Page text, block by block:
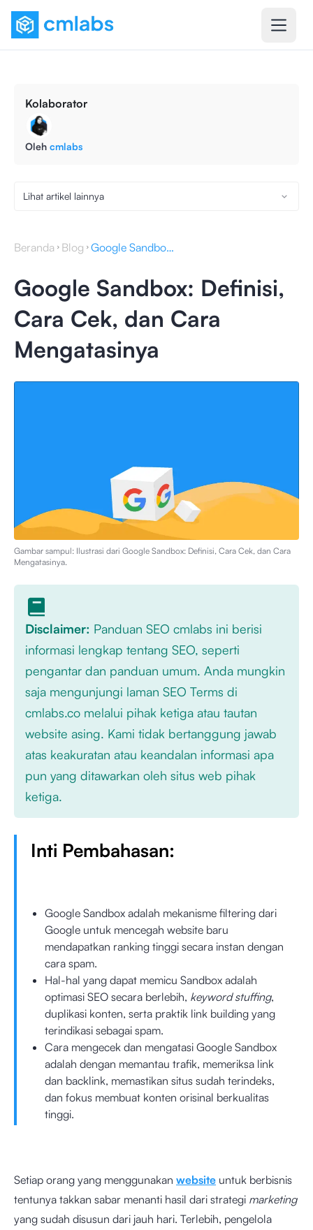
Kolaborator
Oleh cmlabs
Lihat artikel lainnya
Beranda Blog Google Sandbox: Definisi, Cara Cek, dan Cara Mengatasinya
Google Sandbox: Definisi,
Cara Cek, dan Cara
Mengatasinya
Gambar sampul: Ilustrasi dari Google Sandbox: Definisi, Cara Cek, dan Cara
Mengatasinya.
Disclaimer: Panduan SEO cmlabs ini berisi
informasi lengkap tentang SEO, seperti
pengantar dan panduan umum. Anda mungkin
saja mengunjungi laman SEO Terms di
cmlabs.co melalui pihak ketiga atau tautan
website asing. Kami tidak bertanggung jawab
atas keakuratan atau keandalan informasi apa
pun yang ditawarkan oleh situs web pihak
ketiga.
Inti Pembahasan:
Google Sandbox adalah mekanisme filtering dari
Google untuk mencegah website baru
mendapatkan ranking tinggi secara instan dengan
cara spam.
Hal-hal yang dapat memicu Sandbox adalah
optimasi SEO secara berlebih, keyword stuffing,
duplikasi konten, serta praktik link building yang
terindikasi sebagai spam.
Cara mengecek dan mengatasi Google Sandbox
adalah dengan memantau trafik, memeriksa link
dan backlink, memastikan situs sudah terindeks,
dan fokus membuat konten orisinal berkualitas
tinggi.
Setiap orang yang menggunakan website untuk berbisnis
tentunya takkan sabar menanti hasil dari strategi marketing
yang sudah disusun dari jauh hari. Terlebih, pengelola